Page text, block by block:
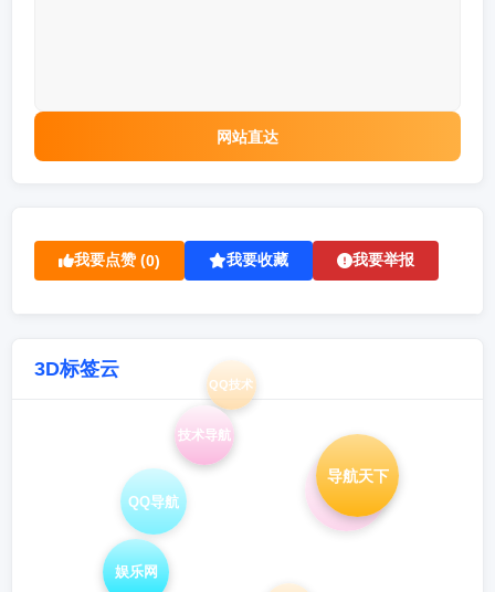
网站直达
我要点赞 (0) 我要收藏 我要举报
3D标签云
导航天下
技术导航
娱乐网
爱Q
QQ技术
QQ导航